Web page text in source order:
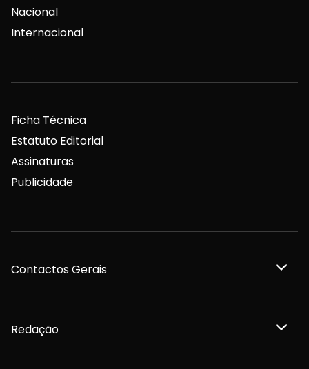
Nacional
Internacional
Ficha Técnica
Estatuto Editorial
Assinaturas
Publicidade
Contactos Gerais
Redação